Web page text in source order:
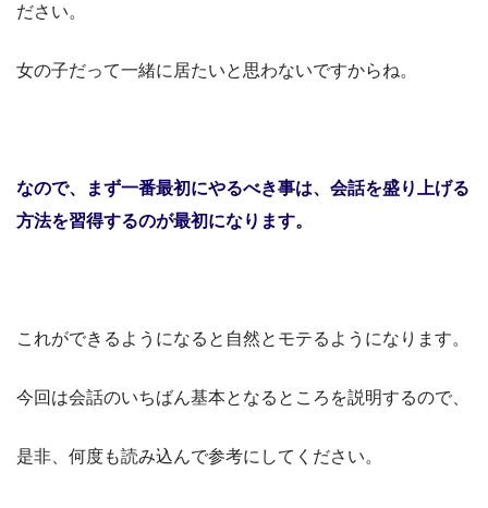
ださい。
女の子だって一緒に居たいと思わないですからね。
なので、まず一番最初にやるべき事は、 会話を盛り上げる
方法を習得するのが最初になります。
これができるようになると自然とモテるようになります。
今回は会話のいちばん基本となるところを説明するので、
是非、何度も読み込んで参考にしてください。